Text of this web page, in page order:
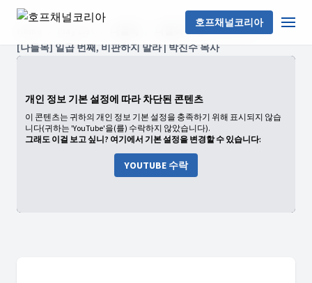
호프채널코리아
나들목 시즌2: Season_2
[나들목] 일곱 번째, 비판하지 말라 | 박진수 목사
개인 정보 기본 설정에 따라 차단된 콘텐츠
이 콘텐츠는 귀하의 개인 정보 기본 설정을 충족하기 위해 표시되지 않습
니다(귀하는 'YouTube'을(를) 수락하지 않았습니다).
그래도 이걸 보고 싶니? 여기에서 기본 설정을 변경할 수 있습니다:
YOUTUBE 수락